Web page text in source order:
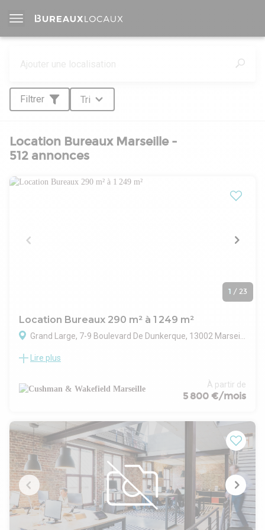
Filtrer Tri
Location Bureaux Marseille -
512 annonces
1 / 23
Location Bureaux 290 m² à 1 249 m²
Grand Large, 7-9 Boulevard De Dunkerque, 13002 Marseille
GRAND LARGE - Bureaux à louer Marseille
Vous recherchez des locaux professionnels spacieux,
idéalement situés à Euromed avec une accessibilité optimale
emblématique à l'architecture tertiaire représentative du
quartier d'affaires de la Joliette.
Avec un large choix de bureaux à partir de 185 m², du rez-de-
chaussée au 7ème étage, implantez votre société là où il
faut être et profitez ainsi d'un lieu de vie et économique
vivant et attractif.
Contactez Cushman & Wakefield pour obtenir de plus
amples renseignements sur ces bureaux d'exception sur le
meilleur emplacement de Marseille.
Lire plus
À partir de
5 800 €/mois